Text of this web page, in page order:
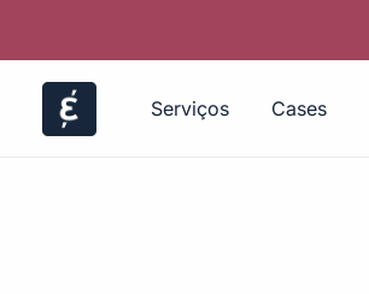
Serviços Cases